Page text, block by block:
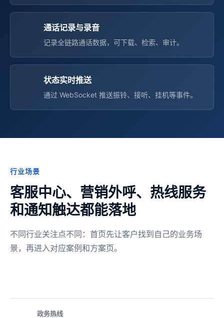
通话记录与录音
记录全链路通话数据，可下载、检索、审计。
状态实时推送
通过 WebSocket 推送振铃、接听、挂机等事件。
行业场景
客服中心、营销外呼、热线服务
和通知触达都能落地
不同行业关注点不同：首页先让客户找到自己的业务场
景，再进入对应案例和方案页。
政务热线